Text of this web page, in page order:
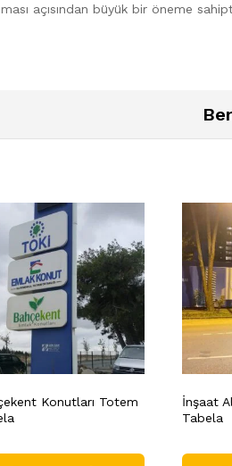
açısından büyük bir öneme
Konutları Totem
İnşaat
Tabela